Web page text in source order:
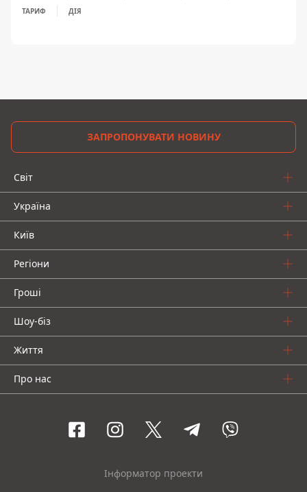
ТАРИФ
ДІЯ
ЗАПРОПОНУВАТИ НОВИНУ
Світ
Україна
Київ
Регіони
Гроші
Шоу-біз
Життя
Про нас
Інформатор проекти